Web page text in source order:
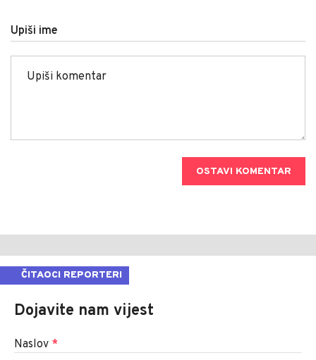
Upiši ime
OSTAVI KOMENTAR
ČITAOCI REPORTERI
Dojavite nam vijest
Naslov *